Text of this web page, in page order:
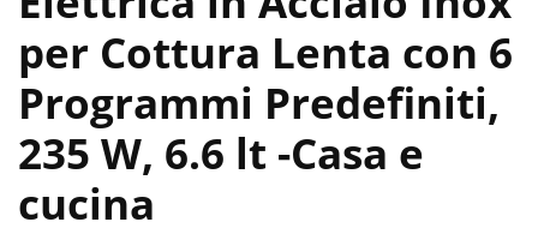
per Cottura Lenta con 6
Programmi Predefiniti,
235 W, 6.6 lt -Casa e
cucina